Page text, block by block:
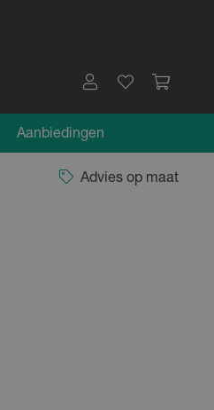
Aanbiedingen
Advies op maat